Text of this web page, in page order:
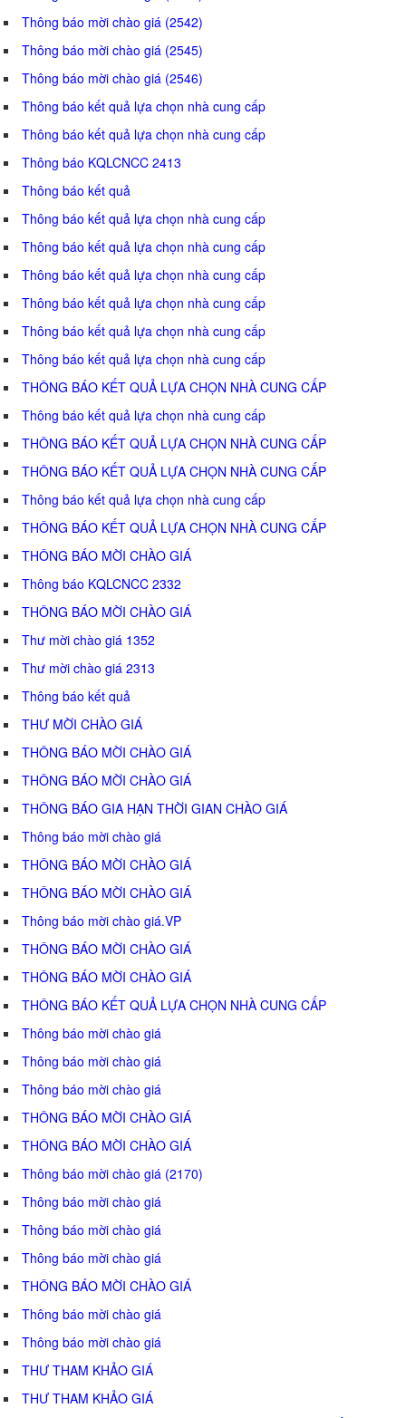
Thông báo mời chào giá (2542)
Thông báo mời chào giá (2545)
Thông báo mời chào giá (2546)
Thông báo kết quả lựa chọn nhà cung cấp
Thông báo kết quả lựa chọn nhà cung cấp
Thông báo KQLCNCC 2413
Thông báo kết quả
Thông báo kết quả lựa chọn nhà cung cấp
Thông báo kết quả lựa chọn nhà cung cấp
Thông báo kết quả lựa chọn nhà cung cấp
Thông báo kết quả lựa chọn nhà cung cấp
Thông báo kết quả lựa chọn nhà cung cấp
Thông báo kết quả lựa chọn nhà cung cấp
THÔNG BÁO KẾT QUẢ LỰA CHỌN NHÀ CUNG CẤP
Thông báo kết quả lựa chọn nhà cung cấp
THÔNG BÁO KẾT QUẢ LỰA CHỌN NHÀ CUNG CẤP
THÔNG BÁO KẾT QUẢ LỰA CHỌN NHÀ CUNG CẤP
Thông báo kết quả lựa chọn nhà cung cấp
THÔNG BÁO KẾT QUẢ LỰA CHỌN NHÀ CUNG CẤP
THÔNG BÁO MỜI CHÀO GIÁ
Thông báo KQLCNCC 2332
THÔNG BÁO MỜI CHÀO GIÁ
Thư mời chào giá 1352
Thư mời chào giá 2313
Thông báo kết quả
THƯ MỜI CHÀO GIÁ
THÔNG BÁO MỜI CHÀO GIÁ
THÔNG BÁO MỜI CHÀO GIÁ
THÔNG BÁO GIA HẠN THỜI GIAN CHÀO GIÁ
Thông báo mời chào giá
THÔNG BÁO MỜI CHÀO GIÁ
THÔNG BÁO MỜI CHÀO GIÁ
Thông báo mời chào giá.VP
THÔNG BÁO MỜI CHÀO GIÁ
THÔNG BÁO MỜI CHÀO GIÁ
THÔNG BÁO KẾT QUẢ LỰA CHỌN NHÀ CUNG CẤP
Thông báo mời chào giá
Thông báo mời chào giá
Thông báo mời chào giá
THÔNG BÁO MỜI CHÀO GIÁ
THÔNG BÁO MỜI CHÀO GIÁ
Thông báo mời chào giá (2170)
Thông báo mời chào giá
Thông báo mời chào giá
Thông báo mời chào giá
THÔNG BÁO MỜI CHÀO GIÁ
Thông báo mời chào giá
Thông báo mời chào giá
THƯ THAM KHẢO GIÁ
THƯ THAM KHẢO GIÁ